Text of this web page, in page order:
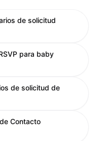
de solicitud
para baby
de solicitud de
Contacto